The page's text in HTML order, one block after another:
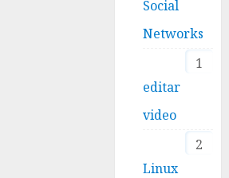
Social
Networks
1
editar
video
2
Linux